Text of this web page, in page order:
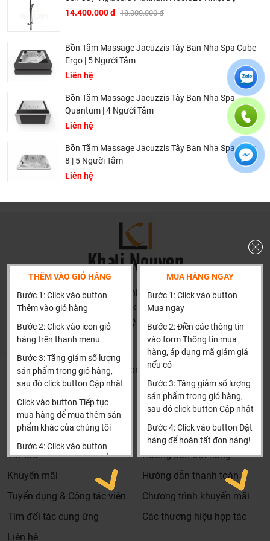
trị với khách hàng, điều đó giúp chúng tôi là đơn vị có giá
bán tốt nhất trong thị trường so với sản phẩm + dịch vụ
trở thành tri kỷ của ngôi nhà bạn.
Dịch vụ riêng của Khali Nguyễn dành cho khách hàng:
Khảo sát công trình, để hỗ trợ khách hàng chọn sản
phẩm đúng và phù hợp cũng như đưa ra các lời
khuyên, chú ý, hoặc chỉ ra các vấn khổng ổn nếu có
hoàn toàn miễn phí.
Bảo trì sản phẩm lên tới 5 năm, tặng các phụ kiện hao
mòn và thay thế miễn phí.
Bảo trì kiểm tra sản phẩm trước khi hết hạn bảo hành
kể cả sản phẩm có lên đên 5 năm hay 10 năm bảo
hành miễn phí, Khali Nguyễn sẽ liên hệ để bảo trì và
kiểm tra khi đến hạn, khách hàng không phải ghi nhớ
hay lưu thông tin gì cả.
Khali Nguyễn - Tri kỷ của ngôi nhà bạn!
14.400.000 đ 18.000.000 đ
Bồn Tắm Massage Jacuzzis Tây Ban Nha Spa Cube
Ergo | 5 Người Tắm
Liên hệ
Bồn Tắm Massage Jacuzzis Tây Ban Nha Spa
Quantum | 4 Người Tắm
Liên hệ
Bồn Tắm Massage Jacuzzis Tây Ban Nha Spa Aqua
8 | 5 Người Tắm
Liên hệ
THÊM VÀO GIỎ HÀNG
Bước 1: Click vào button
Thêm vào giỏ hàng
Bước 2: Click vào icon giỏ
hàng trên thanh menu
Bước 3: Tăng giảm số lượng
sản phẩm trong giỏ hàng,
sau đó click button Cập nhật
Click vào button Tiếp tục
mua hàng để mua thêm sản
phẩm khác của chúng tôi
Bước 4: Click vào button
Tiến hành thanh toán để
thanh toán đơn hàng của
Xin cảm ơn khách hàng!!!
MUA HÀNG NGAY
Bước 1: Click vào button
Mua ngay
Bước 2: Điền các thông tin
vào form Thông tin mua
hàng, áp dụng mã giảm giá
nếu có
Bước 3: Tăng giảm số lượng
sản phẩm trong giỏ hàng,
sau đó click button Cập nhật
Bước 4: Click vào button Đặt
hàng để hoàn tất đơn hàng!
Xin cảm ơn khách hàng!!!
HN: số 160 đường Văn Minh, Di Trạch, Hoài Đức, Hà Nội
(Cách đại học công nghiệp 1 km)
HCM và các tỉnh khác: Liên hệ hotline để được hướng dẫn
đặt hàng
Khalinguyen.vn@gmail.com
0904501766
Thông tin
Tìm đại lý & Hợp tác
Tin tức
Khuyến mãi
Tuyển dụng & Cộng tác viên
Tìm đối tác cung ứng
Liên hệ
Thông tin thêm
Hướng dẫn mua hàng
Hướng dẫn đặt hàng
Hướng dẫn thanh toán
Chương trình khuyến mãi
Các thương hiệu hợp tác